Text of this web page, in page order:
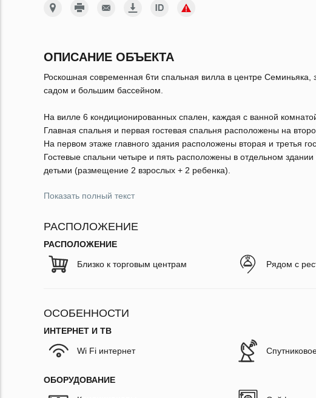
ОПИСАНИЕ ОБЪЕКТА
Роскошная современная 6ти спальная вилла в центре
садом и большим бассейном.
На вилле 6 кондиционированных спален, каждая с ванной
Главная спальня и первая гостевая спальня расположены на
На первом этаже главного здания расположены вторая и третья
Гостевые спальни четыре и пять расположены в отдельном
детьми (размещение 2 взрослых + 2 ребенка).
Показать полный текст
РАСПОЛОЖЕНИЕ
РАСПОЛОЖЕНИЕ
Близко к торговым центрам Рядом с
ОСОБЕННОСТИ
ИНТЕРНЕТ И ТВ
Wi Fi интернет
ОБОРУДОВАНИЕ